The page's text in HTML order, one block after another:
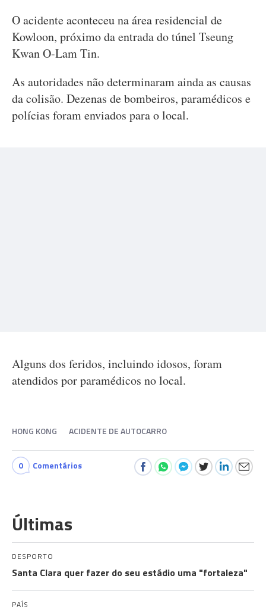
O acidente aconteceu na área residencial de
Kowloon, próximo da entrada do túnel Tseung
Kwan O-Lam Tin.
As autoridades não determinaram ainda as causas
da colisão. Dezenas de bombeiros, paramédicos e
polícias foram enviados para o local.
Alguns dos feridos, incluindo idosos, foram
atendidos por paramédicos no local.
HONG KONG ACIDENTE DE AUTOCARRO
0 Comentários
Últimas
DESPORTO
Santa Clara quer fazer do seu estádio uma "fortaleza"
PAÍS